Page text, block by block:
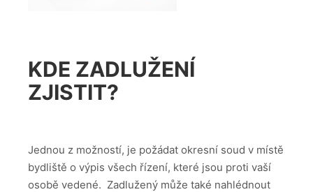
KDE ZADLUŽENÍ
ZJISTIT?
Jednou z možností, je požádat okresní soud v místě
bydliště o výpis všech řízení, které jsou proti vaší
osobě vedené. Zadlužený může také nahlédnout